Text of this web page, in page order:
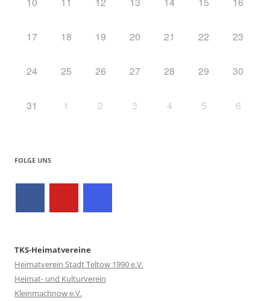
17 18 19 20 21 22 23
24 25 26 27 28 29 30
31 1 2 3 4 5 6
FOLGE UNS
TKS-Heimatvereine
Heimatverein Stadt Teltow 1990 e.V.
Heimat- und Kulturverein
Kleinmachnow e.V.